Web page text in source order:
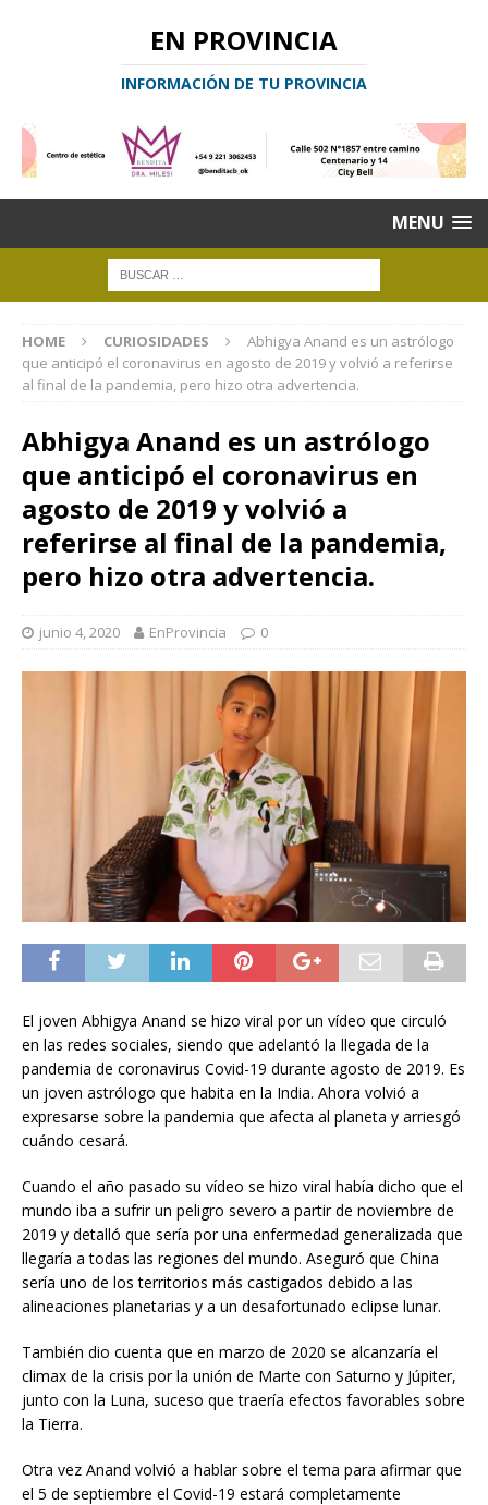
EN PROVINCIA
INFORMACIÓN DE TU PROVINCIA
MENU
HOME CURIOSIDADES
Abhigya Anand es un astrólogo
que anticipó el coronavirus en agosto de 2019 y volvió a referirse
al final de la pandemia, pero hizo otra advertencia.
Abhigya Anand es un astrólogo
que anticipó el coronavirus en
agosto de 2019 y volvió a
referirse al final de la pandemia,
pero hizo otra advertencia.
junio 4, 2020 EnProvincia 0
El joven Abhigya Anand se hizo viral por un vídeo que circuló
en las redes sociales, siendo que adelantó la llegada de la
pandemia de coronavirus Covid-19 durante agosto de 2019. Es
un joven astrólogo que habita en la India. Ahora volvió a
expresarse sobre la pandemia que afecta al planeta y arriesgó
cuándo cesará.
Cuando el año pasado su vídeo se hizo viral había dicho que el
mundo iba a sufrir un peligro severo a partir de noviembre de
2019 y detalló que sería por una enfermedad generalizada que
llegaría a todas las regiones del mundo. Aseguró que China
sería uno de los territorios más castigados debido a las
alineaciones planetarias y a un desafortunado eclipse lunar.
También dio cuenta que en marzo de 2020 se alcanzaría el
climax de la crisis por la unión de Marte con Saturno y Júpiter,
junto con la Luna, suceso que traería efectos favorables sobre
la Tierra.
Otra vez Anand volvió a hablar sobre el tema para afirmar que
el 5 de septiembre el Covid-19 estará completamente